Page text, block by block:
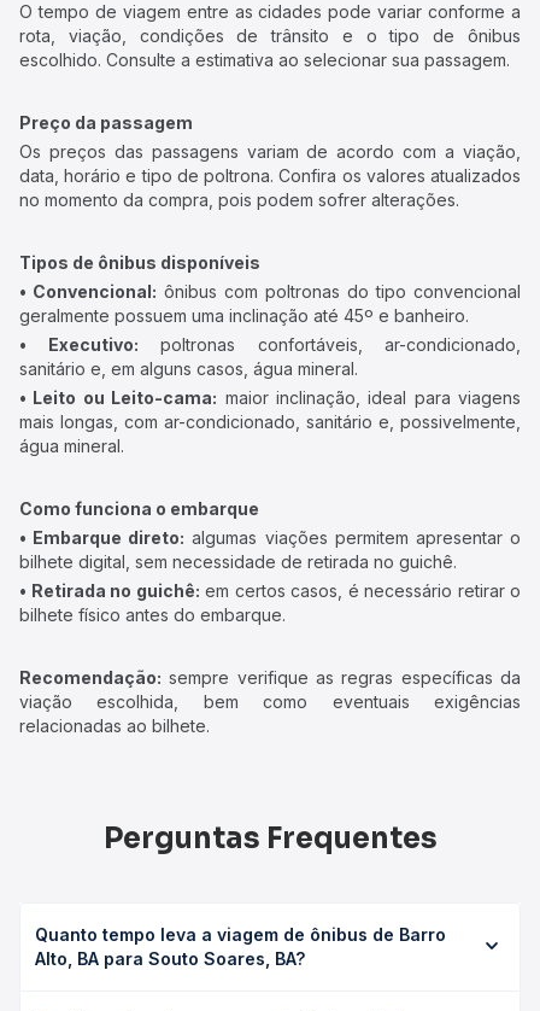
O tempo de viagem entre as cidades pode variar conforme a
rota, viação, condições de trânsito e o tipo de ônibus
escolhido. Consulte a estimativa ao selecionar sua passagem.
Preço da passagem
Os preços das passagens variam de acordo com a viação,
data, horário e tipo de poltrona. Confira os valores atualizados
no momento da compra, pois podem sofrer alterações.
Tipos de ônibus disponíveis
• Convencional: ônibus com poltronas do tipo convencional
geralmente possuem uma inclinação até 45º e banheiro.
• Executivo: poltronas confortáveis, ar-condicionado,
sanitário e, em alguns casos, água mineral.
• Leito ou Leito-cama: maior inclinação, ideal para viagens
mais longas, com ar-condicionado, sanitário e, possivelmente,
água mineral.
Como funciona o embarque
• Embarque direto: algumas viações permitem apresentar o
bilhete digital, sem necessidade de retirada no guichê.
• Retirada no guichê: em certos casos, é necessário retirar o
bilhete físico antes do embarque.
Recomendação: sempre verifique as regras específicas da
viação escolhida, bem como eventuais exigências
relacionadas ao bilhete.
Perguntas Frequentes
Quanto tempo leva a viagem de ônibus de Barro
Alto, BA para Souto Soares, BA?